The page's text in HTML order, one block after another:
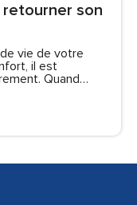
son
vie de votre
il est
Quand…